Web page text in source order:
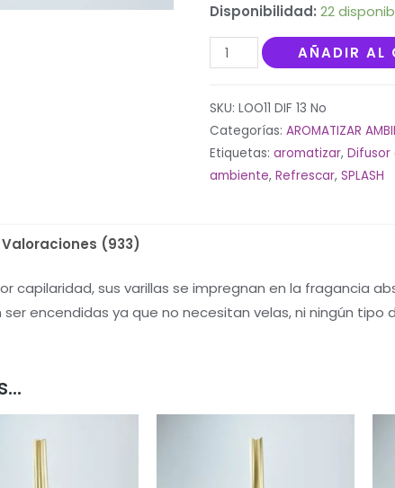
Disponibilidad: 22
Difusor
50
cítricas
cantidad
AÑADIR AL
SKU: LOO11 DIF 13 No
Categorías: AROMATIZAR
Etiquetas: aromatizar, Difusor
ambiente, Refrescar, SPLASH
Valoraciones (933)
capilaridad, sus varillas se impregnan en la fragancia
encendidas ya que no necesitan velas, ni ningún tipo